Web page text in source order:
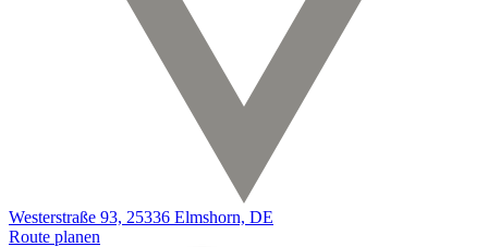
Westerstraße 93, 25336 Elmshorn, DE
Route planen